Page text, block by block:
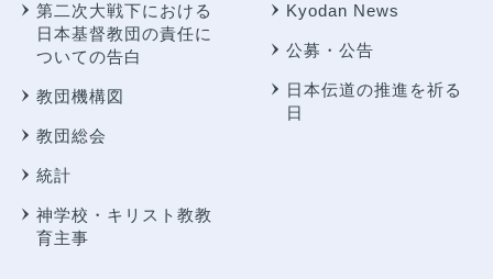
第二次大戦下における
日本基督教団の責任に
ついての告白
教団機構図
教団総会
統計
神学校・キリスト教教
育主事
Kyodan News
公募・公告
日本伝道の推進を祈る
日